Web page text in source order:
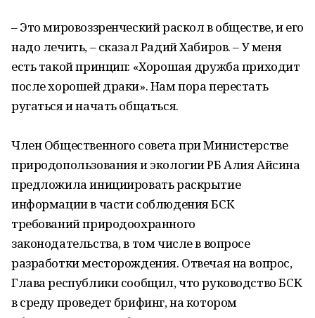
– Это мировоззренческий раскол в обществе, и его
надо лечить, – сказал Радий Хабиров. – У меня
есть такой принцип: «Хорошая дружба приходит
после хорошей драки». Нам пора перестать
ругаться и начать общаться.
Член Общественного совета при Министерстве
природопользования и экологии РБ Алия Айсина
предложила инициировать раскрытие
информации в части соблюдения БСК
требований природоохранного
законодательства, в том числе в вопросе
разработки месторождения. Отвечая на вопрос,
Глава республики сообщил, что руководство БСК
в среду проведет брифинг, на котором